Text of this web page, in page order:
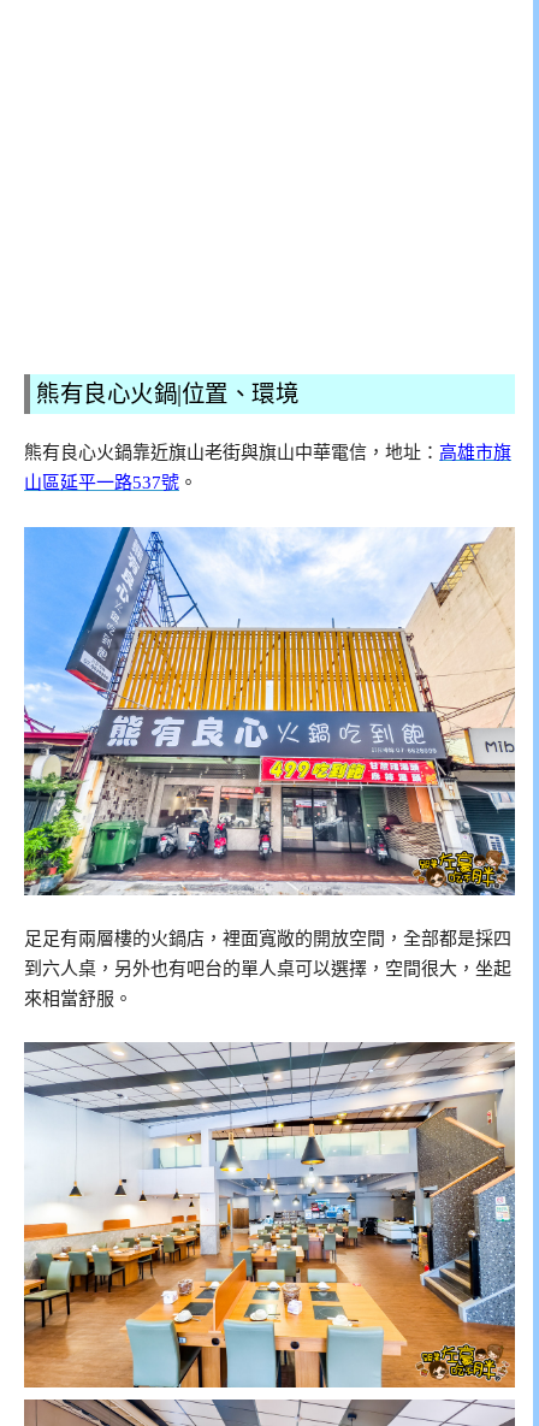
熊有良心火鍋|位置、環境
熊有良心火鍋靠近旗山老街與旗山中華電信，地址： 高雄市旗
山區延平一路537號 。
足足有兩層樓的火鍋店，裡面寬敞的開放空間，全部都是採四
到六人桌，另外也有吧台的單人桌可以選擇，空間很大，坐起
來相當舒服。